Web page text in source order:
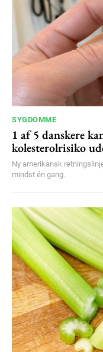
SYGDOMME
1 af 5 danskere
kolesterolrisiko
Ny amerikansk
mindst én gang.